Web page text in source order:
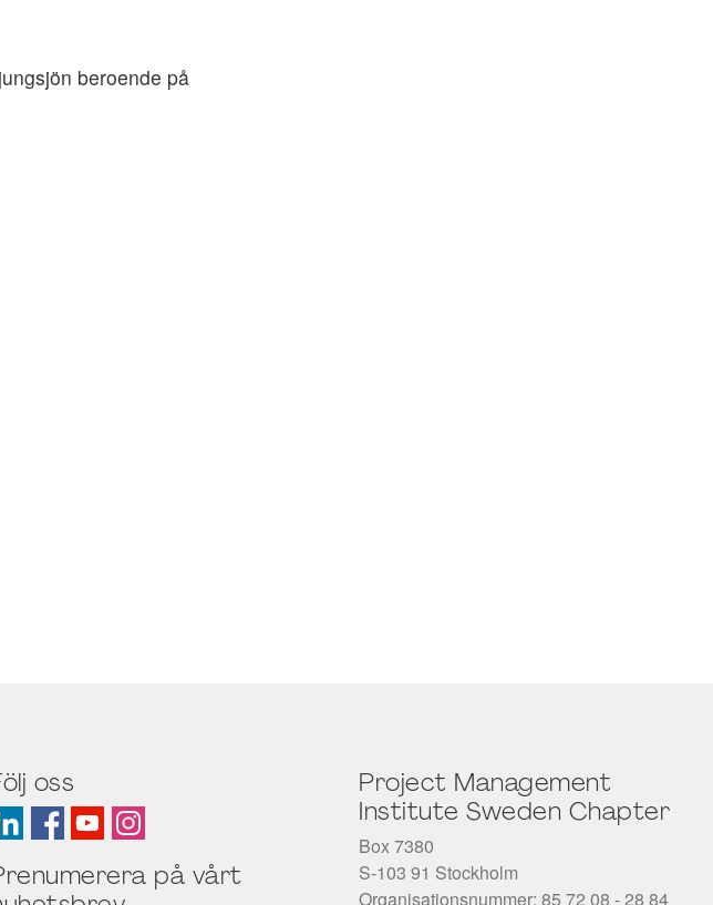
beroende på
oss
på vårt
Project Management
Institute Sweden Chapter
Box 7380
S-103 91 Stockholm
Organisationsnummer: 85 72 08 - 28 84